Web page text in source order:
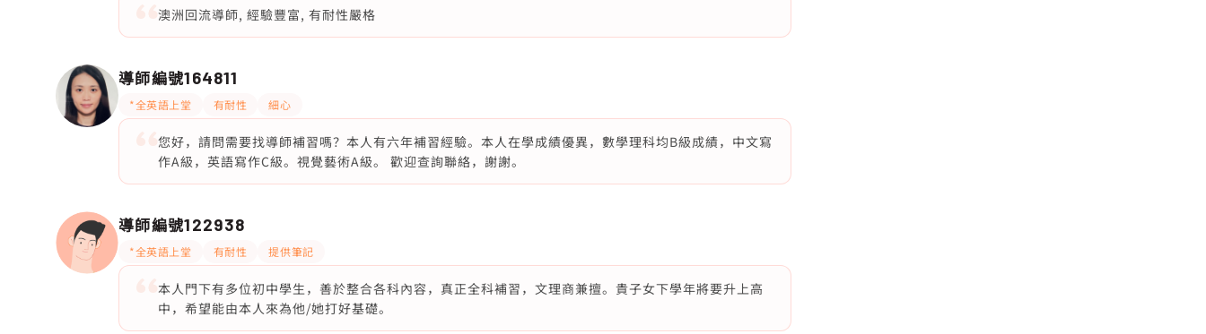
澳洲回流導師, 經驗豐富, 有耐性嚴格
導師編號164811
*全英語上堂 有耐性 細心
您好，請問需要找導師補習嗎？本人有六年補習經驗。本人在學成績優異，數學理科均B級成績，中文寫
作A級，英語寫作C級。視覺藝術A級。 歡迎查詢聯絡，謝謝。
導師編號122938
*全英語上堂 有耐性 提供筆記
本人門下有多位初中學生，善於整合各科內容，真正全科補習，文理商兼擅。貴子女下學年將要升上高
中，希望能由本人來為他/她打好基礎。